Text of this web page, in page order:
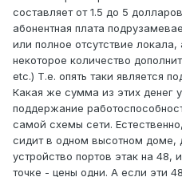
составляет от 1.5 до 5
абонентная плата
или полное отсутствие
некоторое количество
etc.) Т.е. опять таки является
Какая же сумма из этих денег
поддержание
самой схемы сети.
сидит в одном высотном доме,
устройство портов этак на 48,
точке - цены одни. А если эти